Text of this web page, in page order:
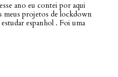
ano eu contei por aqui
meus projetos de lockdown
espanhol . Foi uma